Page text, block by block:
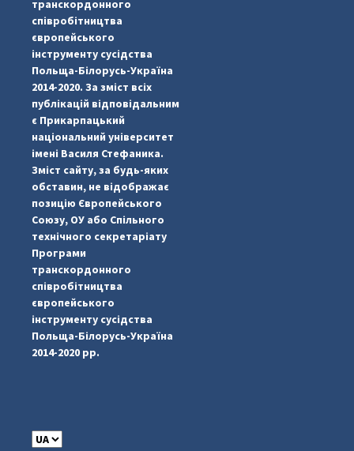
#PipIvanToday
транскордонного
співробітництва
європейського
інструменту сусідства
Польща-Білорусь-Україна
2014-2020. За зміст всіх
публікацій відповідальним
є Прикарпацький
національний університет
імені Василя Стефаника.
Зміст сайту, за будь-яких
обставин, не відображає
позицію Європейського
Союзу, ОУ або Спільного
технічного секретаріату
Програми
транскордонного
співробітництва
європейського
інструменту сусідства
Польща-Білорусь-Україна
2014-2020 рр.
C